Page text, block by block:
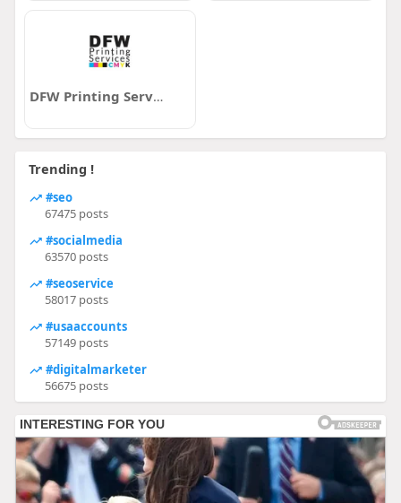
DFW Printing Services
Trending !
#seo
67475 posts
#socialmedia
63570 posts
#seoservice
58017 posts
#usaaccounts
57149 posts
#digitalmarketer
56675 posts